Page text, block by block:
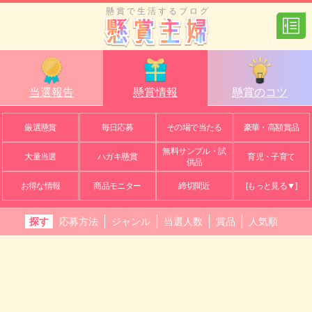
懸賞で生活するブログ
当選報告 懸賞情報 懸賞のコツ
厳選懸賞 毎日応募 その場で当たる 豪華・高額賞品
大量当選 ハガキ懸賞
無料サンプル・試
供品
育児・子育て
お得な情報 商品モニター 締切間近 [もっと見る▼]
探す 応募方法 ジャンル 当選人数 賞品 人気順